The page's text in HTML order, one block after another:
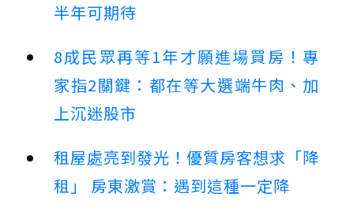
半年可期待
8成民眾再等1年才願進場買房！專
家指2關鍵：都在等大選端牛肉、加
上沉迷股市
租屋處亮到發光！優質房客想求「降
租」 房東激賞：遇到這種一定降